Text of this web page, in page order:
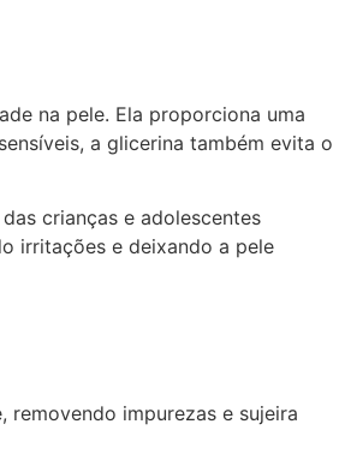
na pele. Ela proporciona uma
a glicerina também evita o
crianças e adolescentes
irritações e deixando a pele
removendo impurezas e sujeira